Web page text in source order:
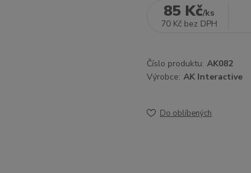
85 Kč/ks
70 Kč bez DPH
Číslo produktu: AK082
Výrobce: AK Interactive
Do oblíbených